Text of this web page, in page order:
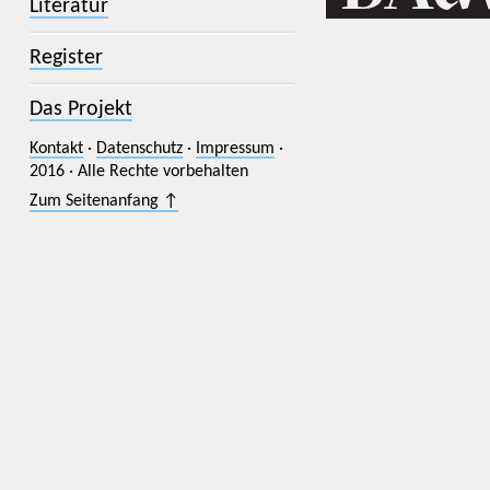
Literatur
Register
Das Projekt
Kontakt· Datenschutz· Impressum ·
2016 · Alle Rechte vorbehalten
Zum Seitenanfang ↑